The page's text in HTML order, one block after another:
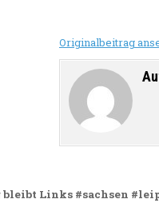
Originalbeitrag
Links #sachsen